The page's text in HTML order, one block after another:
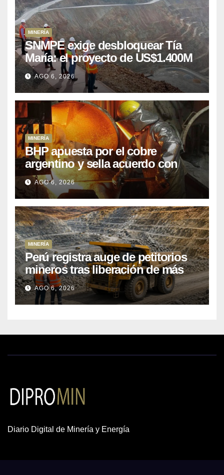
MINERÍA
SNMPE exige desbloquear Tía
María: el proyecto de US$1.400M
que Perú lleva 15 años
posponiendo
AGO 6, 2026
MINERÍA
BHP apuesta por el cobre
argentino y sella acuerdo con
Kobrea para siete proyecto
AGO 6, 2026
MINERÍA
Perú registra auge de petitorios
mineros tras liberación de más
de mil concesiones para explorar
cobre y oro
AGO 6, 2026
Diario Digital de Minería y Energía